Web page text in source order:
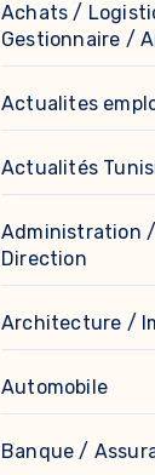
Achats /
Gestionnaire /
Actualites
Actualités
Administration
Direction
Architecture /
Automobile
Banque /